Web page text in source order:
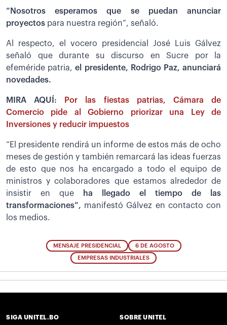
“Nosotros esperamos que se puedan anunciar
proyectos para nuestra región”, señaló.
Al respecto, el vocero presidencial José Luis Gálvez
señaló que durante su discurso en Sucre por la
efeméride patria,el presidente, Rodrigo Paz, anunciará
novedades.
MIRA AQUÍ:
Por las fiestas patrias, Cámara de
Comercio pide al Gobierno priorizar una Ley de
Inversiones y reducir impuestos
“El presidente rendirá un informe de estos más de ocho
meses de gestión y también remarcará las ideas fuerzas
de esto que nos ha encargado a todo el equipo de
ministros y colaboradores que estamos alrededor de
insistir en que ha llegado el tiempo de las
transformaciones”, manifestó Gálvez en contacto con
los medios.
MENSAJE PRESIDENCIAL 6 DE AGOSTO
EMPRESAS INDUSTRIALES
SIGA UNITEL.BO SOBRE UNITEL